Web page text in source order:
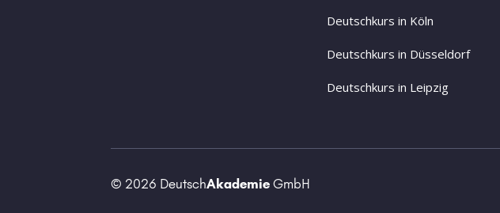
Deutschkurs in Köln
Deutschkurs in Düsseldorf
Deutschkurs in Leipzig
© 2026 DeutschAkademieGmbH